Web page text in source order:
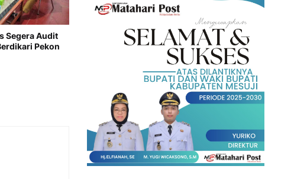
Segera Audit
Pekon